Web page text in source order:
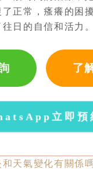
正常，瘙癢的困
日的自信和活力。
了
立即預
和天氣變化有關係